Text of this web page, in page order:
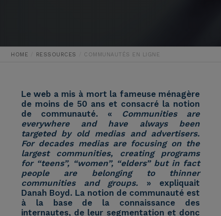
HOME RESSOURCES COMMUNAUTÉS EN LIGNE
Le web a mis à mort la fameuse ménagère
de moins de 50 ans et consacré la notion
de communauté. «
Communities are
everywhere and have always been
targeted by old medias and advertisers.
For decades medias are focusing on the
largest communities, creating programs
for “teens”, “women”, “elders” but in fact
people are belonging to thinner
communities and groups. » expliquait
Danah Boyd. La notion de communauté est
à la base de la connaissance des
internautes, de leur segmentation et donc